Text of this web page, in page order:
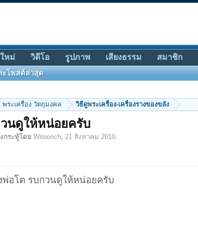
พระเครื่อง วัตถุมงคล วิธีดูพระเครื่อง-เครื่องรางของขลัง
นดูให้หน่อยครับ
กระทู้โดย Witoonch, 21 สิงหาคม 2010.
พ่อโต รบกวนดูให้หน่อยครับ
ะโพสต์ล่าสุด
หม่ วิดีโอ รูปภาพ เสียงธรรม สมาชิก